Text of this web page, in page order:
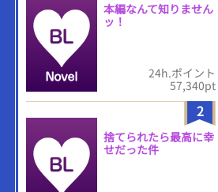
本編なんて知りません
ッ！
24h.ポイント
57,340pt
2
捨てられたら最高に幸
せだった件